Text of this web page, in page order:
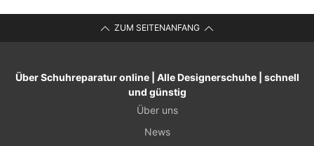
ZUM SEITENANFANG
Über Schuhreparatur online | Alle Designerschuhe | schnell
und günstig
Über uns
News